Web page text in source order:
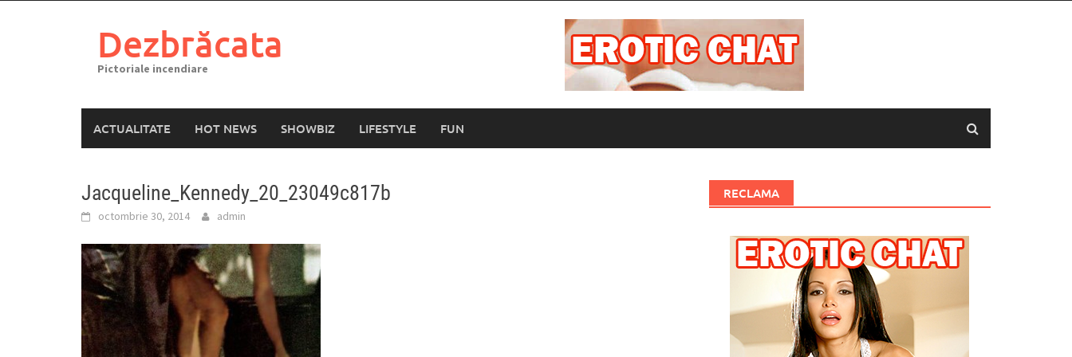
Dezbrăcata
Pictoriale incendiare
ACTUALITATE HOT NEWS SHOWBIZ LIFESTYLE FUN
Jacqueline_Kennedy_20_23049c817b
octombrie 30, 2014 admin
RECLAMA